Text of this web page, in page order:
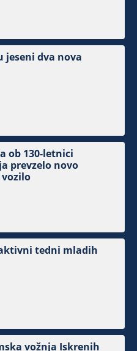
jeseni dva nova
ob 130-letnici
prevzelo novo
tedni mladih
vožnja Iskrenih